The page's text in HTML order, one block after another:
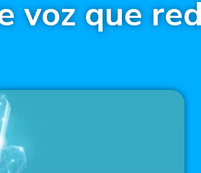
voz que